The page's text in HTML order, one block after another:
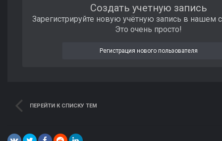
Создать учетную запись
Зарегистрируйте новую учётную запись в нашем
Это очень просто!
Регистрация нового пользователя
ПЕРЕЙТИ К СПИСКУ ТЕМ